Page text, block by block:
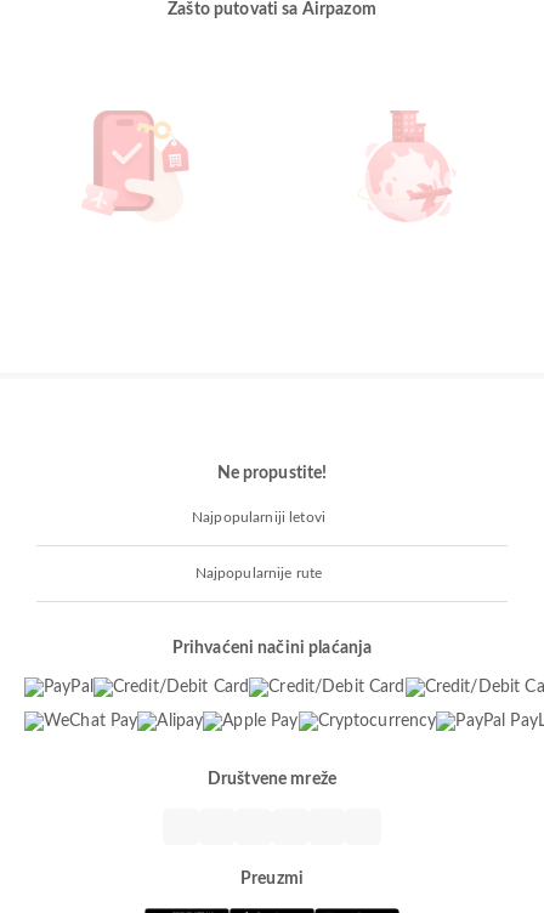
Zašto putovati sa Airpazom
Ne propustite!
Najpopularniji letovi
Najpopularnije rute
Prihvaćeni načini plaćanja
Društvene mreže
Preuzmi